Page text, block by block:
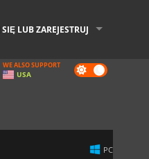
LUB ZAREJESTRUJ
Dark
mode
WE ALSO SUPPORT
USA
PC